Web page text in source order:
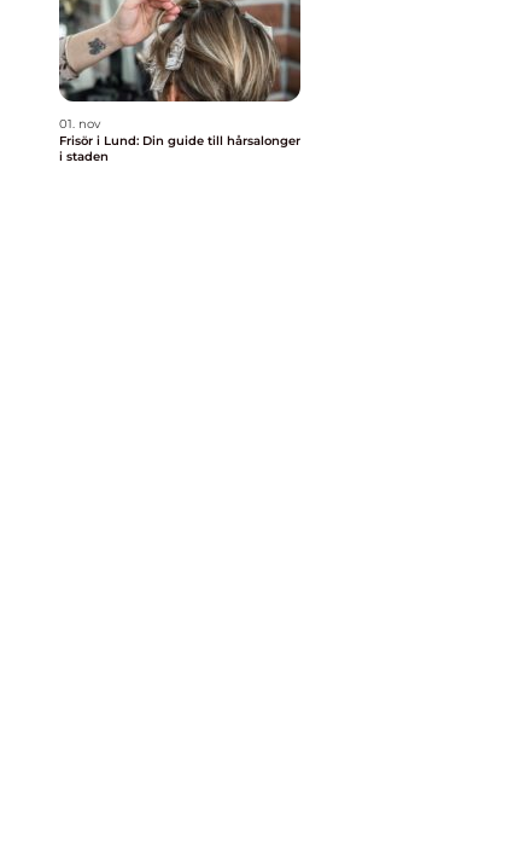
01. nov
Frisör i Lund: Din guide till hårsalonger
i staden